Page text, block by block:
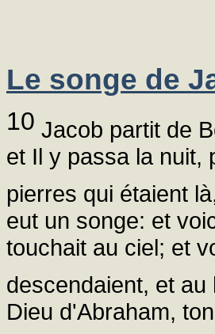
Le songe de
10 Jacob partit de
et Il y passa la nuit,
pierres qui étaient
eut un songe: et
touchait au ciel; et
descendaient, et
Dieu d'Abraham,